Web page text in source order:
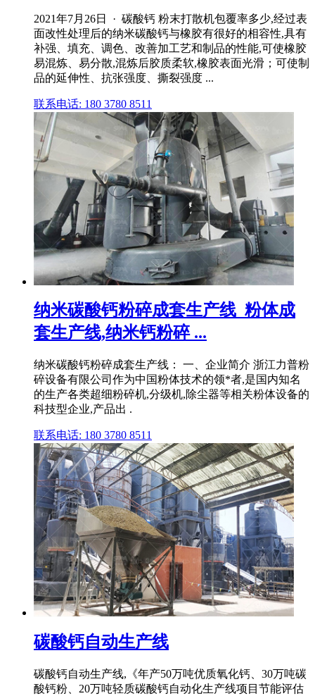
2021年7月26日 · 碳酸钙 粉末打散机包覆率多少,经过表
面改性处理后的纳米碳酸钙与橡胶有很好的相容性,具有
补强、填充、调色、改善加工艺和制品的性能,可使橡胶
易混炼、易分散,混炼后胶质柔软,橡胶表面光滑；可使制
品的延伸性、抗张强度、撕裂强度 ...
联系电话: 180 3780 8511
纳米碳酸钙粉碎成套生产线_粉体成
套生产线,纳米钙粉碎 ...
纳米碳酸钙粉碎成套生产线： 一、企业简介 浙江力普粉
碎设备有限公司作为中国粉体技术的领*者,是国内知名
的生产各类超细粉碎机,分级机,除尘器等相关粉体设备的
科技型企业,产品出 .
联系电话: 180 3780 8511
碳酸钙自动生产线
碳酸钙自动生产线,《年产50万吨优质氧化钙、30万吨碳
酸钙粉、20万吨轻质碳酸钙自动化生产线项目节能评估